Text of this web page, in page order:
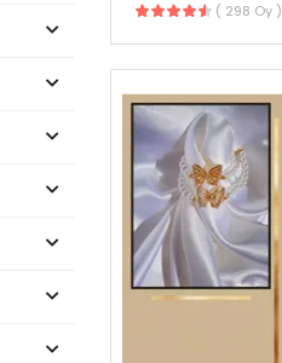
( 298 Oy )